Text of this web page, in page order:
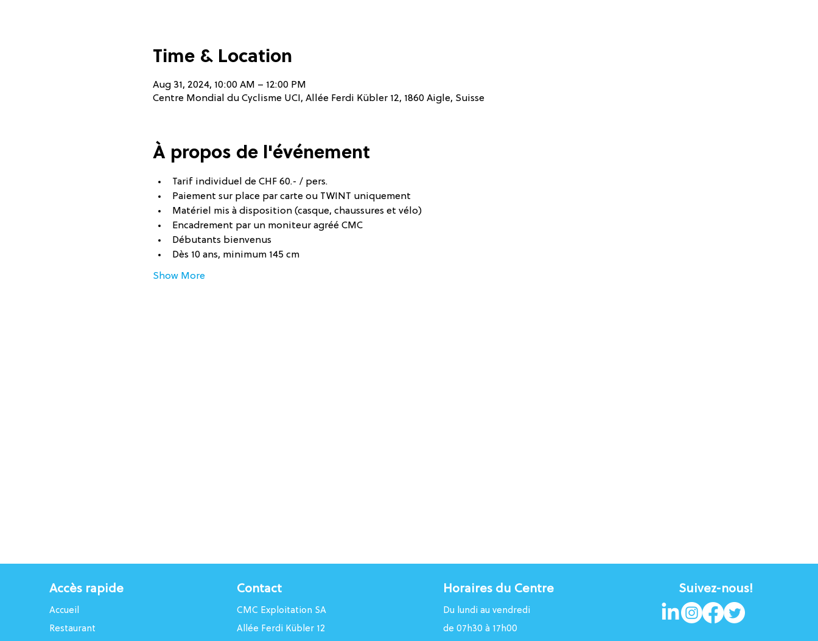
Time & Location
Aug 31, 2024, 10:00 AM – 12:00 PM
Centre Mondial du Cyclisme UCI, Allée Ferdi Kübler 12, 1860 Aigle, Suisse
À propos de l'événement
Tarif individuel de CHF 60.- / pers.
Paiement sur place par carte ou TWINT uniquement
Matériel mis à disposition (casque, chaussures et vélo)
Encadrement par un moniteur agréé CMC
Débutants bienvenus
Dès 10 ans, minimum 145 cm
Show More
Accès rapide
Accueil
Restaurant
Contact
CMC Exploitation SA
Allée Ferdi Kübler 12
Horaires du Centre
Du lundi au vendredi
de 07h30 à 17h00
Suivez-nous!